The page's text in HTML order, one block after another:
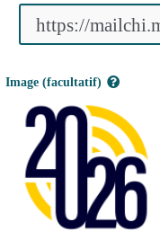
Image (facultatif)